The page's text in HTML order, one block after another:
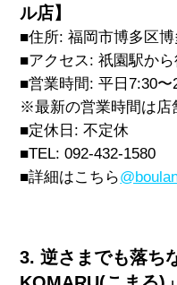
ル店】
■住所:福岡市博多区
■アクセス:祇園駅か
■営業時間:平日7:30〜
※最新の営業時間は店
■定休日 :不定休
■TEL: 092-432-1580
■詳細はこちら
3. 逆さまでも落ち